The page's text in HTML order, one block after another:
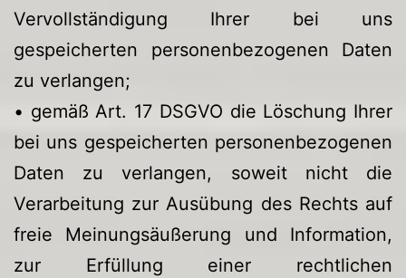
Vervollständigung Ihrer bei uns
gespeicherten personenbezogenen Daten
zu verlangen;
• gemäß Art. 17 DSGVO die Löschung Ihrer
bei uns gespeicherten personenbezogenen
Daten zu verlangen, soweit nicht die
Verarbeitung zur Ausübung des Rechts auf
freie Meinungsäußerung und Information,
zur Erfüllung einer rechtlichen